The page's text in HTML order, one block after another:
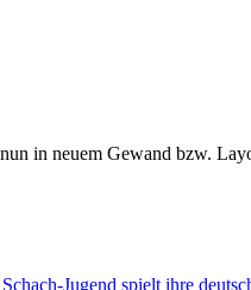
in neuem Gewand bzw.
Jugend spielt ihre